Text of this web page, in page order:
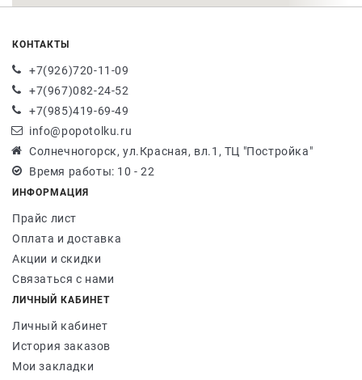
КОНТАКТЫ
+7(926)720-11-09
+7(967)082-24-52
+7(985)419-69-49
info@popotolku.ru
Солнечногорск, ул.Красная, вл.1, ТЦ "Постройка"
Время работы: 10 - 22
ИНФОРМАЦИЯ
Прайс лист
Оплата и доставка
Акции и скидки
Связаться с нами
ЛИЧНЫЙ КАБИНЕТ
Личный кабинет
История заказов
Мои закладки